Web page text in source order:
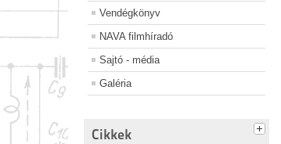
Vendégkönyv
NAVA filmhíradó
Sajtó - média
Galéria
Cikkek